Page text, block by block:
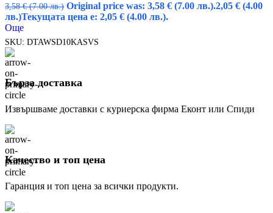
3,58€ (7.00 лв.) Original price was: 3,58 € (7.00 лв.).2,05 € (4.00
лв.)Текущата цена е: 2,05 € (4.00 лв.).
Още
SKU: DTAWSD10KASVS
Бърза доставка
Извършваме доставки с куриерска фирма Еконт или Спиди
Качество и топ цена
Гаранция и топ цена за всички продукти.